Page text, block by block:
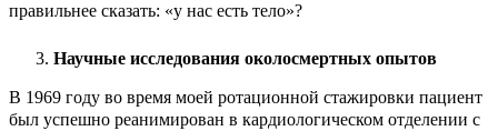
правильнее сказать: «у нас есть тело»?
Научные исследования околосмертных опытов
В 1969 году во время моей ротационной стажировки пациент
был успешно реанимирован в кардиологическом отделении с